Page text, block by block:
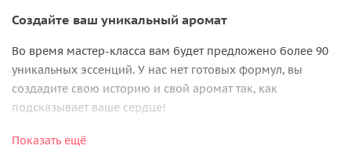
Создайте ваш уникальный аромат
Во время мастер-класса вам будет предложено более 90
уникальных эссенций. У нас нет готовых формул, вы
создадите свою историю и свой аромат так, как
подсказывает ваше сердце!
Вы услышите историю о культурном наследии, традициях
Показать ещё